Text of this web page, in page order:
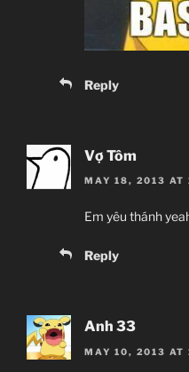
Reply
Vợ Tôm
MAY 18, 2013 AT
Em yêu thánh
Reply
Anh 33
MAY 10, 2013 AT